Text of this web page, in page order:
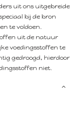
uit ons uitgebreide
bij de bron
te voldoen.
uit de natuur
voedingsstoffen te
gedroogd, hierdoor
niet.